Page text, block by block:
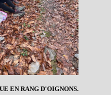
EN RANG D'OIGNONS.